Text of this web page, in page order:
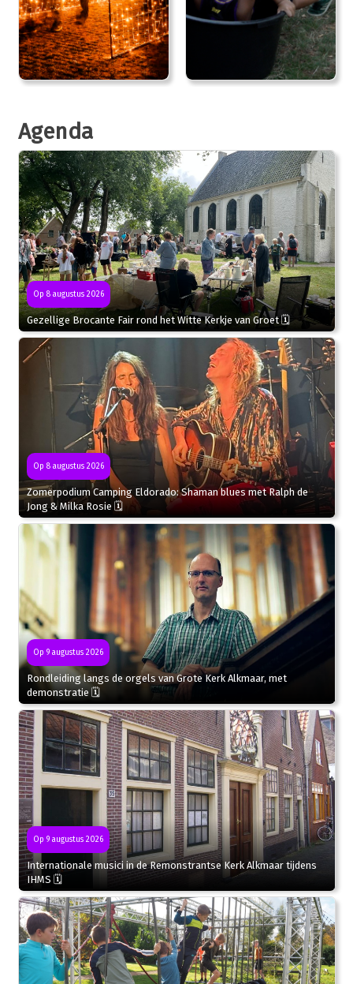
Agenda
Op 8 augustus 2026
Gezellige Brocante Fair rond het Witte Kerkje van Groet 🗓
Op 8 augustus 2026
Zomerpodium Camping Eldorado: Shaman blues met Ralph de
Jong & Milka Rosie 🗓
Op 9 augustus 2026
Rondleiding langs de orgels van Grote Kerk Alkmaar, met
demonstratie 🗓
Op 9 augustus 2026
Internationale musici in de Remonstrantse Kerk Alkmaar tijdens
IHMS 🗓